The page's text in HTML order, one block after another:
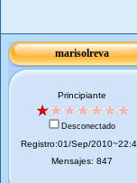
marisolreva
Principiante
Desconectado
Registro:01/Sep/
Mensajes: 847